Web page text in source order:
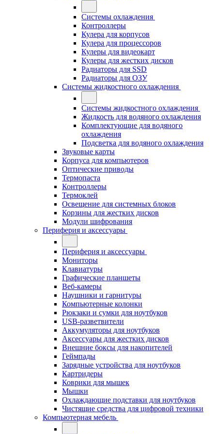
Системы охлаждения
Контроллеры
Кулера для корпусов
Кулера для процессоров
Кулеры для видеокарт
Кулеры для жестких дисков
Радиаторы для SSD
Радиаторы для ОЗУ
Системы жидкостного охлаждения
Системы жидкостного охлаждения
Жидкость для водяного охлаждения
Комплектующие для водяного
охлаждения
Подсветка для водяного охлаждения
Звуковые карты
Корпуса для компьютеров
Оптические приводы
Термопаста
Контроллеры
Термоклей
Освещение для системных блоков
Корзины для жестких дисков
Модули шифрования
Периферия и аксессуары
Периферия и аксессуары
Мониторы
Клавиатуры
Графические планшеты
Веб-камеры
Наушники и гарнитуры
Компьютерные колонки
Рюкзаки и сумки для ноутбуков
USB-разветвители
Аккумуляторы для ноутбуков
Аксессуары для жестких дисков
Внешние боксы для накопителей
Геймпады
Зарядные устройства для ноутбуков
Картридеры
Коврики для мышек
Мышки
Охлаждающие подставки для ноутбуков
Чистящие средства для цифровой техники
Компьютерная мебель